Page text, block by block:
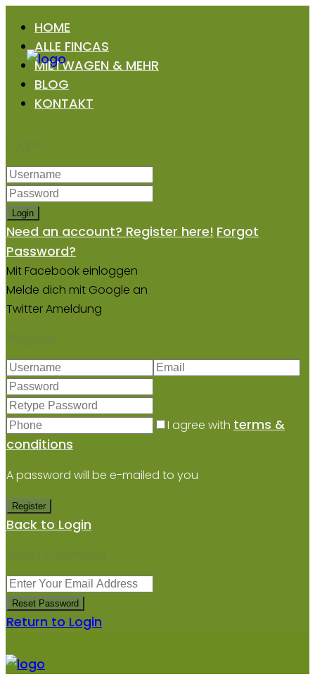
HOME
ALLE FINCAS
MIETWAGEN & MEHR
BLOG
KONTAKT
Login
Login
Need an account? Register here! Forgot
Password?
Mit Facebook einloggen
Melde dich mit Google an
Twitter Ameldung
Register
I agree with terms &
conditions
A password will be e-mailed to you
Register
Back to Login
Reset Password
Reset Password
Return to Login